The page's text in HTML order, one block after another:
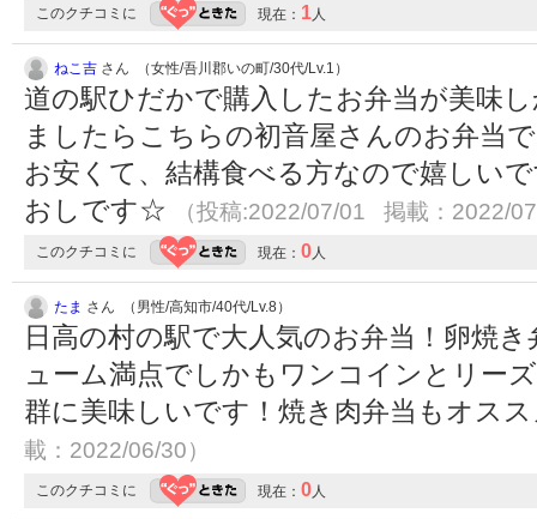
このクチコミに 現在： 1 人
ねこ吉 さん （女性/吾川郡いの町/30代/Lv.1）
道の駅ひだかで購入したお弁当が美味
ましたらこちらの初音屋さんのお弁当
お安くて、結構食べる方なので嬉しい
おしです☆
（投稿:2022/07/01 掲載：2022/
このクチコミに 現在： 0 人
たま さん （男性/高知市/40代/Lv.8）
日高の村の駅で大人気のお弁当！卵焼
ューム満点でしかもワンコインとリー
群に美味しいです！焼き肉弁当もオス
載：2022/06/30）
このクチコミに 現在： 0 人